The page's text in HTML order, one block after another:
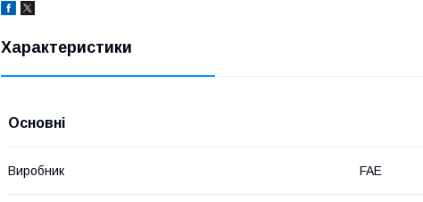
Характеристики
Основні
Виробник FAE